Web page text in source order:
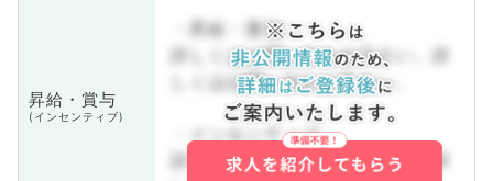
昇給・賞与
(インセンティブ)
・昇給・賞与
詳しくはお問い合わせ下さい。詳
しくはお問い合わせ下さい。
・インセンティブ
詳しくはお問い合わせ下さい。詳